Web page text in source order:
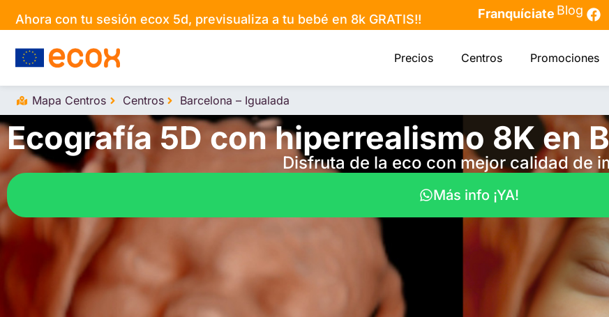
Ahora con tu sesión ecox 5d, previsualiza a tu bebé en 8k GRATIS!! Franquíciate Blog
Precios Centros Promociones
Mapa Centros Centros Barcelona – Igualada
Ecografía 5D con hiperrealismo 8K en
Disfruta de la eco con mejor calidad de
Más info ¡YA!